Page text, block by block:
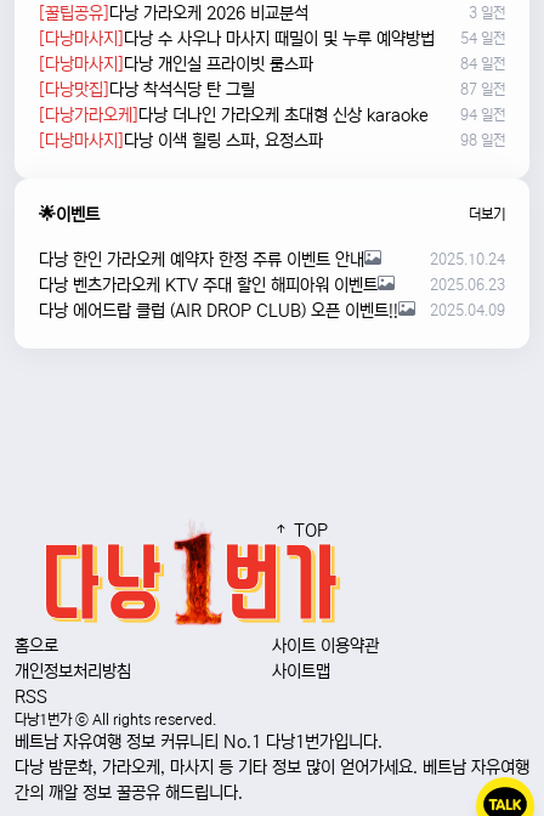
[꿀팁공유]다낭 가라오케 2026 비교분석 3 일전
[다낭마사지]다낭 수 사우나 마사지 때밀이 및 누루 예약방법 54 일전
[다낭마사지]다낭 개인실 프라이빗 룸스파 84 일전
[다낭맛집]다낭 착석식당 탄 그릴 87 일전
[다낭가라오케]다낭 더나인 가라오케 초대형 신상 karaoke 94 일전
[다낭마사지]다낭 이색 힐링 스파, 요정스파 98 일전
🌟이벤트 더보기
다낭 한인 가라오케 예약자 한정 주류 이벤트 안내 2025.10.24
다낭 벤츠가라오케 KTV 주대 할인 해피아워 이벤트 2025.06.23
다낭 에어드랍 클럽 (AIR DROP CLUB) 오픈 이벤트!! 2025.04.09
TOP
홈으로
사이트 이용약관
개인정보처리방침
사이트맵
RSS
다낭1번가 ⓒ All rights reserved.
베트남 자유여행 정보 커뮤니티 No.1 다낭1번가입니다.
다낭 밤문화, 가라오케, 마사지 등 기타 정보 많이 얻어가세요. 베트남 자유여행
간의 깨알 정보 꿀공유 해드립니다.